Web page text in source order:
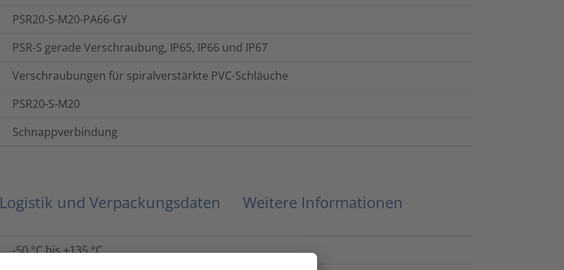
PSR20-S-M20-PA66-GY
PSR-S gerade Verschraubung, IP65, IP66 und IP67
Verschraubungen für spiralverstärkte PVC-Schläuche
PSR20-S-M20
Schnappverbindung
Logistik und Verpackungsdaten Weitere Informationen
-50 °C bis +135 °C